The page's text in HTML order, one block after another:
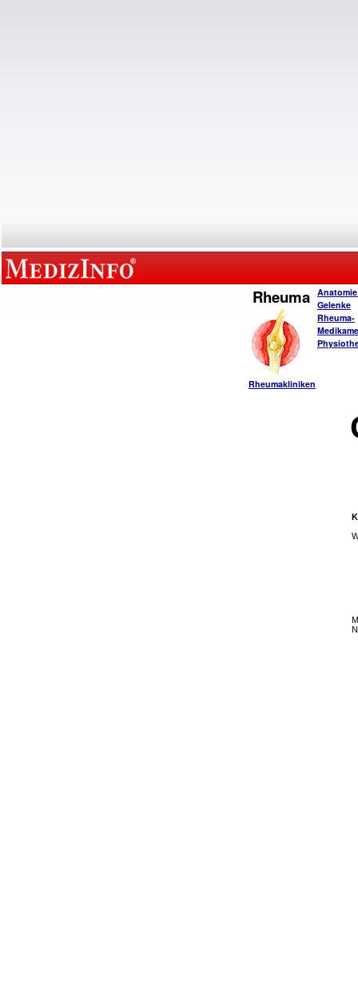
Rheuma
Rheumakliniken
Gelenke
Rheuma-